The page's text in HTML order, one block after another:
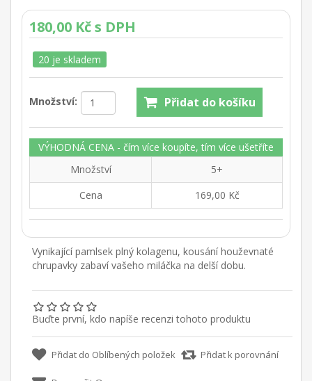
180,00 Kč s DPH
20 je skladem
Množství:
VÝHODNÁ CENA - čím více koupíte, tím více ušetříte
Množství
5+
Cena
169,00 Kč
Vynikající pamlsek plný kolagenu, kousání houževnaté
chrupavky zabaví vašeho miláčka na delší dobu.
Buďte první, kdo napíše recenzi tohoto produktu